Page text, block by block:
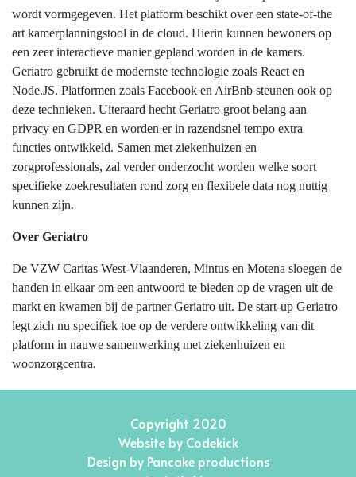
wordt vormgegeven. Het platform beschikt over een state-of-the
art kamerplanningstool in de cloud. Hierin kunnen bewoners op
een zeer interactieve manier gepland worden in de kamers.
Geriatro gebruikt de modernste technologie zoals React en
Node.JS. Platformen zoals Facebook en AirBnb steunen ook op
deze technieken. Uiteraard hecht Geriatro groot belang aan
privacy en GDPR en worden er in razendsnel tempo extra
functies ontwikkeld. Samen met ziekenhuizen en
zorgprofessionals, zal verder onderzocht worden welke soort
specifieke zoekresultaten rond zorg en flexibele data nog nuttig
kunnen zijn.
Over Geriatro
De VZW Caritas West-Vlaanderen, Mintus en Motena sloegen de
handen in elkaar om een antwoord te bieden op de vragen uit de
markt en kwamen bij de partner Geriatro uit. De start-up Geriatro
legt zich nu specifiek toe op de verdere ontwikkeling van dit
platform in nauwe samenwerking met ziekenhuizen en
woonzorgcentra.
Copyright 2020
Website by Codekick
Design by Pancake productions